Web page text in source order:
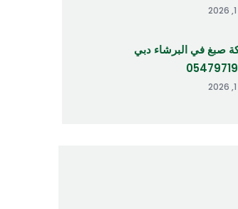
صبغ في البرشاء دبي